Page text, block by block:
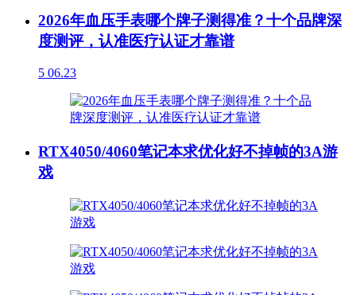
2026年血压手表哪个牌子测得准？十个品牌深
度测评，认准医疗认证才靠谱
5 06.23
RTX4050/4060笔记本求优化好不掉帧的3A游
戏